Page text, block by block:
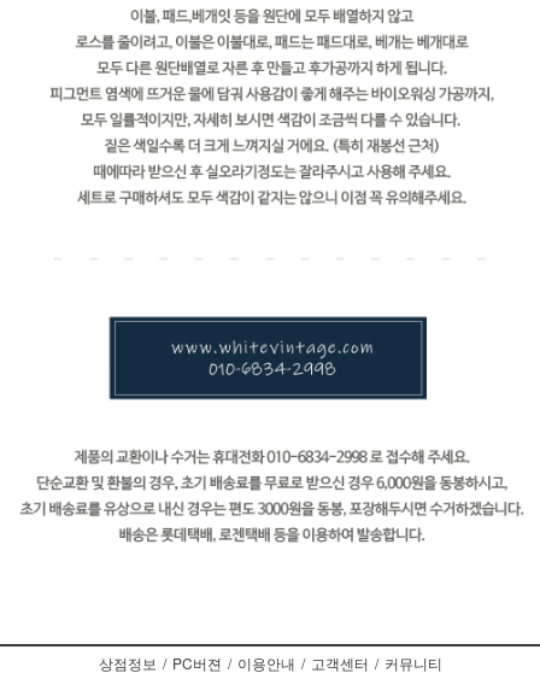
상점정보 / PC버젼 / 이용안내 / 고객센터 / 커뮤니티